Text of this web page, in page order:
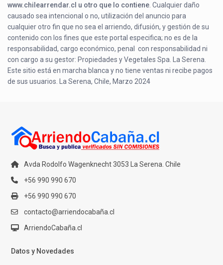
www.chilearrendar.cl u otro que lo contiene . Cualquier daño
causado sea intencional o no, utilización del anuncio para
cualquier otro fin que no sea el arriendo, difusión, y gestión de su
contenido con los fines que este portal especifica; no es de la
responsabilidad, cargo económico, penal con responsabilidad ni
con cargo a su gestor: Propiedades y Vegetales Spa. La Serena.
Este sitio está en marcha blanca y no tiene ventas ni recibe pagos
de sus usuarios. La Serena, Chile, Marzo 2024
Avda Rodolfo Wagenknecht 3053 La Serena. Chile
+56 990 990 670
+56 990 990 670
contacto@arriendocabaña.cl
ArriendoCabaña.cl
Datos y Novedades